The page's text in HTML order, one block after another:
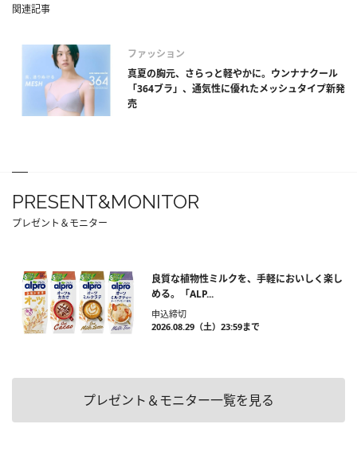
関連記事
ファッション
真夏の胸元、さらっと軽やかに。ウンナナクール
「364ブラ」、通気性に優れたメッシュタイプ新発
売
PRESENT&MONITOR
プレゼント＆モニター
良質な植物性ミルクを、手軽においしく楽し
める。「ALP...
申込締切
2026.08.29（土）23:59まで
プレゼント＆モニター一覧を見る